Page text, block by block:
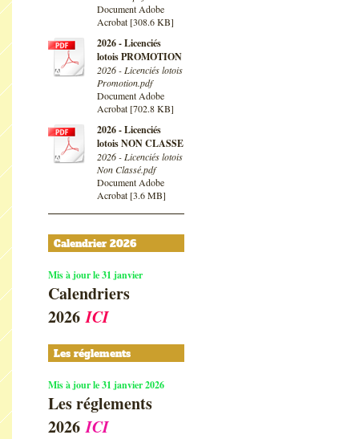
Document Adobe
Acrobat [308.6 KB]
2026 - Licenciés
lotois PROMOTION
2026 - Licenciés lotois
Promotion.pdf
Document Adobe
Acrobat [702.8 KB]
2026 - Licenciés
lotois NON CLASSE
2026 - Licenciés lotois
Non Classé.pdf
Document Adobe
Acrobat [3.6 MB]
Calendrier 2026
Mis à jour le 31 janvier
Calendriers
2026ICI
Les réglements
Mis à jour le 31 janvier 2026
Les réglements
2026ICI